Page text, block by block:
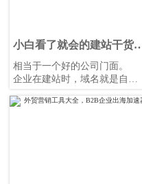
小白看了就会的建站干货-
域名
相当于一个好的公司门面。
企业在建站时，域名就是自己
别人记住。一个好的域名，记